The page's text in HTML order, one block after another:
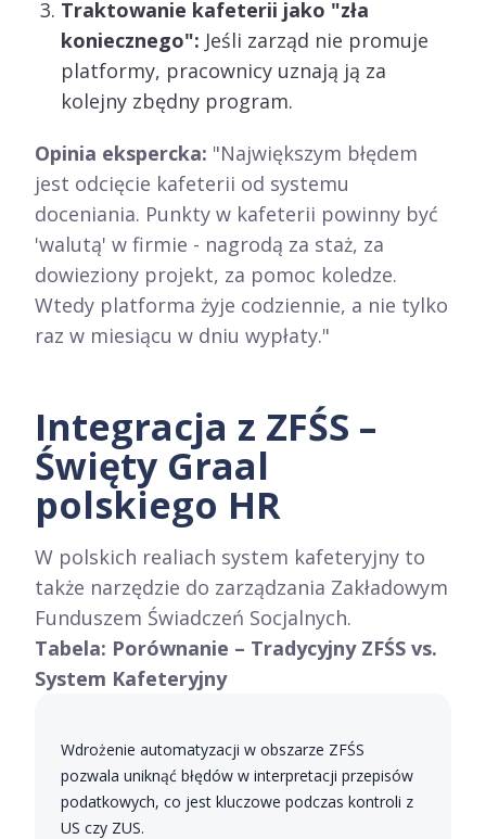
Traktowanie kafeterii jako "zła
koniecznego": Jeśli zarząd nie promuje
platformy, pracownicy uznają ją za
kolejny zbędny program.
Opinia ekspercka: "Największym błędem
jest odcięcie kafeterii od systemu
doceniania. Punkty w kafeterii powinny być
'walutą' w firmie - nagrodą za staż, za
dowieziony projekt, za pomoc koledze.
Wtedy platforma żyje codziennie, a nie tylko
raz w miesiącu w dniu wypłaty."
Integracja z ZFŚS –
Święty Graal
polskiego HR
W polskich realiach system kafeteryjny to
także narzędzie do zarządzania Zakładowym
Funduszem Świadczeń Socjalnych.
Tabela: Porównanie – Tradycyjny ZFŚS vs.
System Kafeteryjny
Wdrożenie automatyzacji w obszarze ZFŚS
pozwala uniknąć błędów w interpretacji przepisów
podatkowych, co jest kluczowe podczas kontroli z
US czy ZUS.